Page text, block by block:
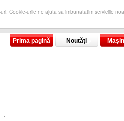
Cookie-urile ne ajuta sa imbunatatim serviciile
Prima pagină Noutăţi